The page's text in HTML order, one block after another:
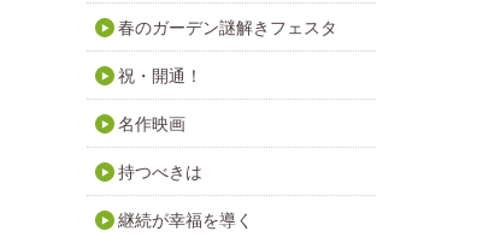
春のガーデン謎解きフェスタ
祝・開通！
名作映画
持つべきは
継続が幸福を導く